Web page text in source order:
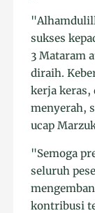
sukses
3 Mataram
diraih.
kerja
menyerah,
ucap
"Semoga
seluruh
kontribusi